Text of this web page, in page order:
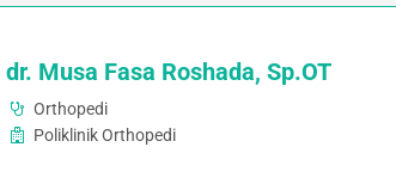
dr. Musa Fasa Roshada, Sp.OT
Orthopedi
Poliklinik Orthopedi